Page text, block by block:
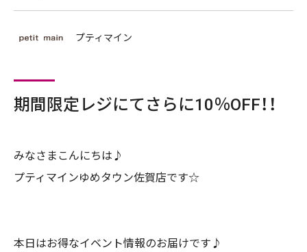
プティマイン
期間限定レジにてさらに10％OFF！！
みなさまこんにちは♪
プティマインゆめタウン佐賀店です☆
本日はお得なイベント情報のお届けです♪